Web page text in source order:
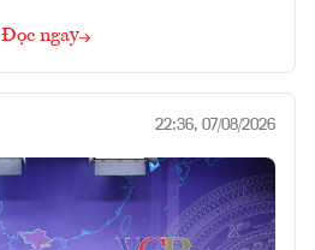
Đọc ngay
22:36, 07/08/2026